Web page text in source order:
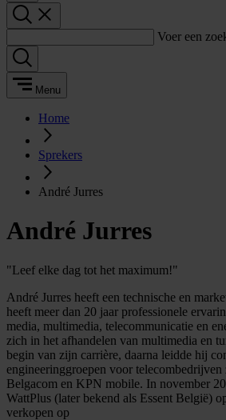
Voer een
Menu
Home
Sprekers
André Jurres
André Jurres
"Leef elke dag tot het maximum!"
André Jurres heeft een technische en
heeft meer dan 20 jaar professionele
media, multimedia, telecommunicatie en
zich in het afhandelen van multimedia en
begin van zijn carrière, daarna leidde hij
engineeringgroepen voor telecombedrijven
Belgacom en KPN mobile. In november
WattPlus (later bekend als Essent België)
verkopen op